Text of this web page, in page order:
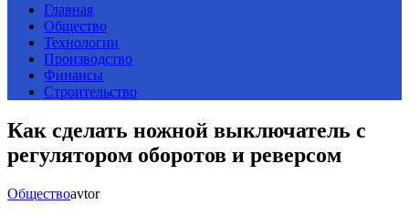
Главная
Общество
Технологии
Производство
Финансы
Строительство
Как сделать ножной выключатель с
регулятором оборотов и реверсом
Обществоavtor